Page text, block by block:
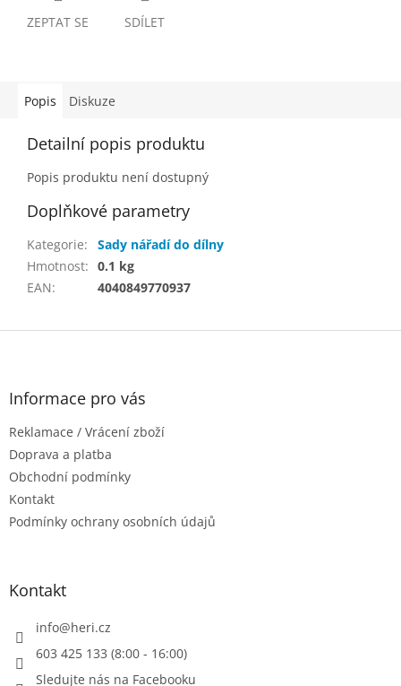
ZEPTAT SE SDÍLET
Popis Diskuze
Detailní popis produktu
Popis produktu není dostupný
Doplňkové parametry
Kategorie:
Sady nářadí do dílny
Hmotnost: 0.1 kg
EAN: 4040849770937
Z
Informace pro vás
Reklamace / Vrácení zboží
Doprava a platba
Obchodní podmínky
Kontakt
Podmínky ochrany osobních údajů
Kontakt
info@heri.cz
603 425 133 (8:00 - 16:00)
Sledujte nás na Facebooku